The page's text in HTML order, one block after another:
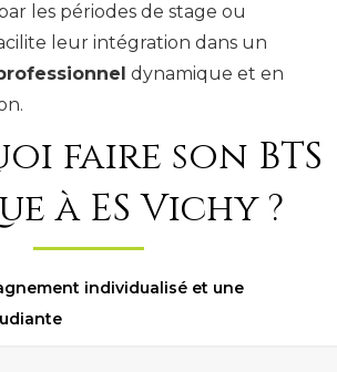
les périodes de stage ou
leur intégration dans un
dynamique et en
faire son BTS
à ES Vichy ?
individualisé et une